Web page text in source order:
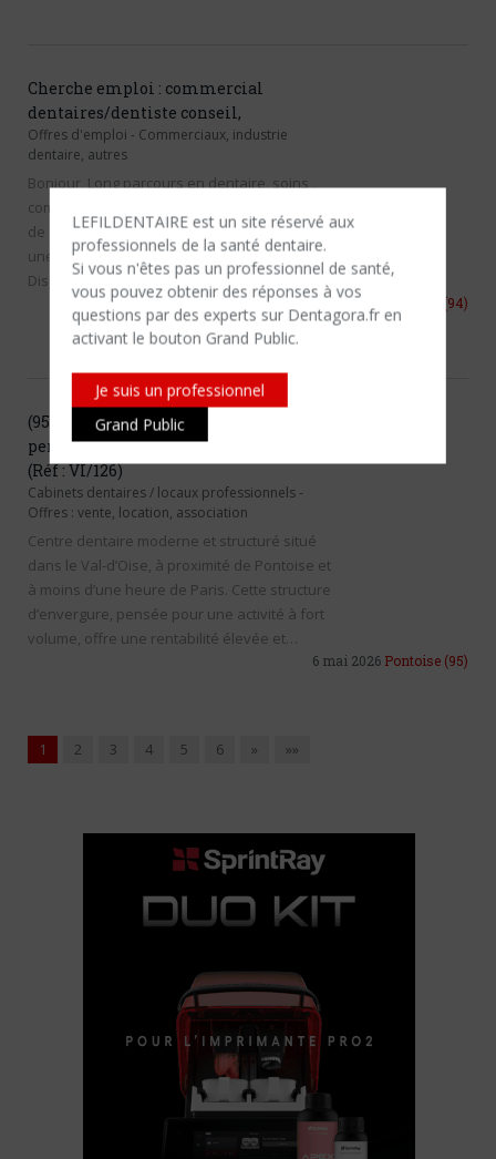
LEFILDENTAIRE est un site réservé aux
professionnels de la santé dentaire.
Si vous n'êtes​ pas un professionnel de santé,
vous pouvez obtenir des réponses à vos
questions par des experts sur Dentagora.fr en
activant le bouton Grand Public.
Je suis un professionnel
Grand Public
Cherche emploi : commercial
dentaires/dentiste conseil,
Offres d'emploi - Commerciaux, industrie
dentaire, autres
Bonjour, Long parcours en dentaire, soins ,
commerce, prévention, je cherche un poste
de commercial, ou bien dentiste conseil, pour
une société de produits dentaires .
Disponible de suite . Merci Cordialement
2 novembre 2024 (94)
(95) Centre dentaire moderne et
performant situé dans le Val-d’Oise
(Réf : VI/126)
Cabinets dentaires / locaux professionnels -
Offres : vente, location, association
Centre dentaire moderne et structuré situé
dans le Val-d’Oise, à proximité de Pontoise et
à moins d’une heure de Paris. Cette structure
d’envergure, pensée pour une activité à fort
volume, offre une rentabilité élevée et…
6 mai 2026 Pontoise (95)
1 2 3 4 5 6 » »»